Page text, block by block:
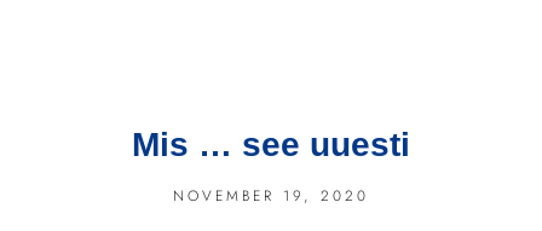
Mis … see uuesti
NOVEMBER 19, 2020